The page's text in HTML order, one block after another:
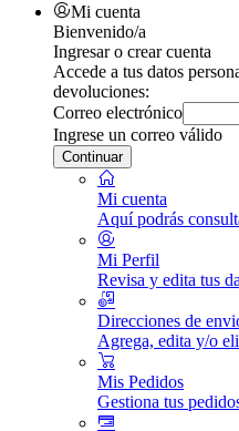
Mi cuenta
Bienvenido/a
Ingresar o crear cuenta
Accede a tus datos
devoluciones:
Correo electrónico
Ingrese un correo válido
Continuar
Mi cuenta
Aquí podrás
Mi Perfil
Revisa y edita tus
Direcciones de
Agrega, edita y/o
Mis Pedidos
Gestiona tus